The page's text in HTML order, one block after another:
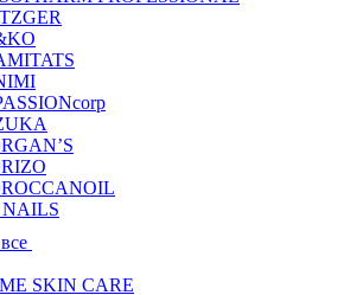
NAILS
SKIN CARE